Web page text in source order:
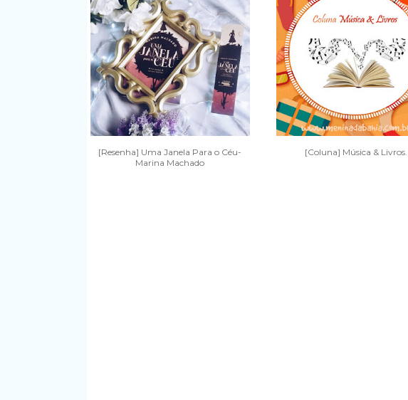
[Resenha] Uma Janela Para o Céu-
Marina Machado
[Coluna] Música & Livros.